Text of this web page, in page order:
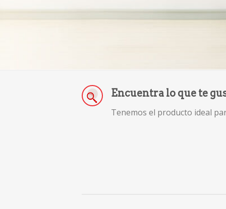
Encuentra lo que te
Tenemos el producto ideal